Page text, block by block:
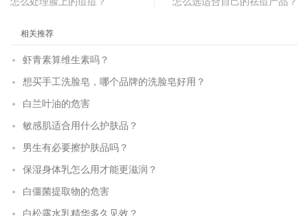
相关推荐
虾青素算维生素吗？
想买手工洗脸皂，哪个品牌的洗脸皂好用？
白兰叶油的危害
敏感肌适合用什么护肤品？
男生有必要擦护肤品吗？
保湿身体乳怎么用才能更滋润？
白僵菌提取物的危害
白松露水乳精华多久见效？